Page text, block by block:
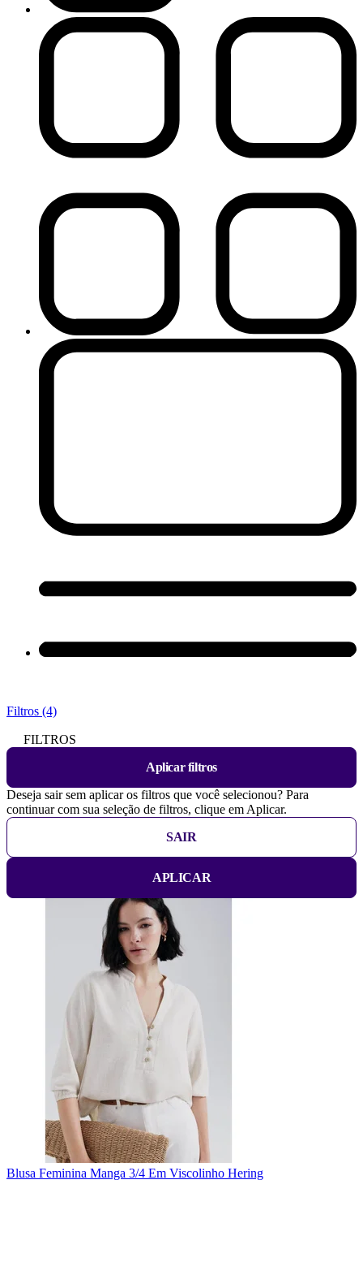
Filtros (4)
FILTROS
Aplicar filtros
Deseja sair sem aplicar os filtros que você selecionou? Para
continuar com sua seleção de filtros, clique em Aplicar.
SAIR
APLICAR
Blusa Feminina Manga 3/4 Em Viscolinho Hering